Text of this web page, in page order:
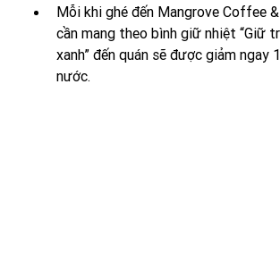
Mỗi khi ghé đến Mangrove Coffee
cần mang theo bình giữ nhiệt “Giữ
xanh” đến quán sẽ được giảm ngay
nước.